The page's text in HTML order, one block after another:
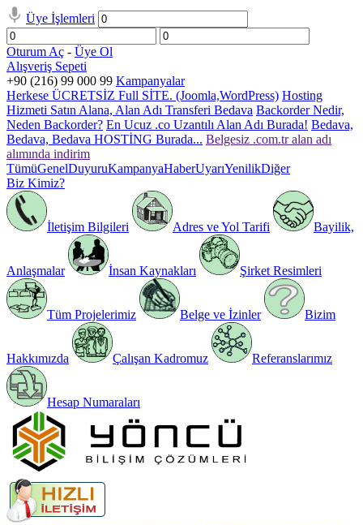
Üye İşlemleri
Oturum Aç - Üye Ol
Alışveriş Sepeti
+90 (216) 99 000 99 Kampanyalar
Herkese ÜCRETSİZ Full SİTE. (Joomla,WordPress) Hosting
Hizmeti Satın Alana, Alan Adı Transferi Bedava Backorder Nedir,
Neden Backorder? En Ucuz .co Uzantılı Alan Adı Burada! Bedava,
Bedava, Bedava HOSTİNG Burada... Belgesiz .com.tr alan adı
alımında indirim
TümüGenelDuyuruKampanyaHaberUyarıYenilikDiğer
Biz Kimiz?
İletişim Bilgileri Adres ve Yol Tarifi Bayilik,
Anlaşmalar İnsan Kaynakları Şirket Resimleri
Tüm Projelerimiz Belge ve İzinler Bizim
Hakkımızda Çalışan Kadromuz Referanslarımız
Hesap Numaraları